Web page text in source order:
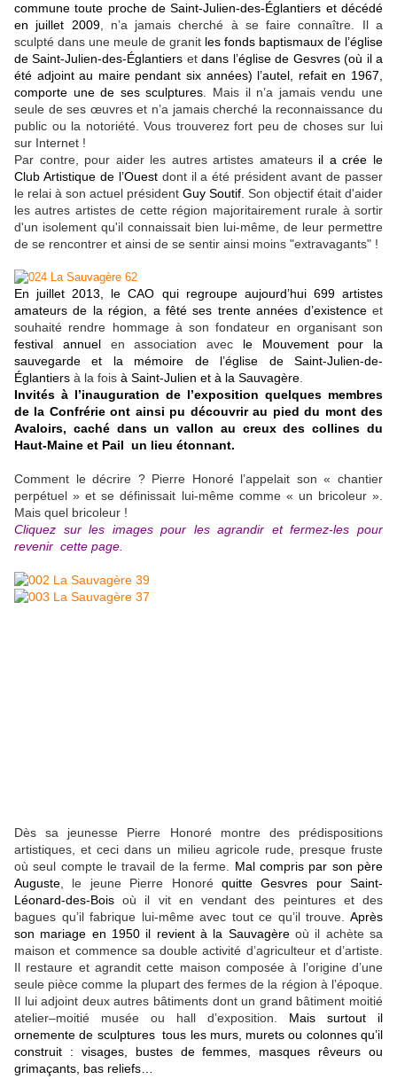
commune toute proche de Saint-Julien-des-Églantiers et décédé
en juillet 2009, n’a jamais cherché à se faire connaître. Il a
sculpté dans une meule de granit les fonds baptismaux de l’église
de Saint-Julien-des-Églantiers etdans l’église de Gesvres (où il a
été adjoint au maire pendant six années) l’autel, refait en 1967,
comporte une de ses sculptures . Mais il n’a jamais vendu une
seule de ses œuvres et n’a jamais cherché la reconnaissance du
public ou la notoriété. Vous trouverez fort peu de choses sur lui
sur Internet !
Par contre, pour aider les autres artistes amateurs il a crée le
Club Artistique de l’Ouestdont il a été président avant de passer
le relai à son actuel président Guy Soutif . Son objectif était d'aider
les autres artistes de cette région majoritairement rurale à sortir
d'un isolement qu'il connaissait bien lui-même, de leur permettre
de se rencontrer et ainsi de se sentir ainsi moins "extravagants" !
En juillet 2013, le CAO qui regroupe aujourd’hui 699 artistes
amateurs de la région, a fêté ses trente années d’existenceet
souhaité rendre hommage à son fondateur en organisant son
festival annuelen association avec le Mouvement pour la
sauvegarde et la mémoire de l’église de Saint-Julien-de-
Églantiers à la fois à Saint-Julien et à la Sauvagère
Invités à l’inauguration de l’exposition quelques membres
de la Confrérie ont ainsi pu découvrir au pied du mont des
Avaloirs, caché dans un vallon au creux des collines du
Haut-Maine et Pail un lieu étonnant.
Comment le décrire ? Pierre Honoré l’appelait son « chantier
perpétuel » et se définissait lui-même comme « un bricoleur ».
Mais quel bricoleur !
Cliquez sur les images pour les agrandir et fermez-les pour
revenir cette page.
Dès sa jeunesse Pierre Honoré montre des prédispositions
artistiques, et ceci dans un milieu agricole rude, presque fruste
où seul compte le travail de la ferme. Mal compris par son père
Auguste , le jeune Pierre Honoré quitte Gesvres pour Saint-
Léonard-des-Bois où il vit en vendant des peintures et des
bagues qu’il fabrique lui-même avec tout ce qu’il trouve. Après
son mariage en 1950 il revient à la Sauvagèreoù il achète sa
maison et commence sa double activité d’agriculteur et d’artiste.
Il restaure et agrandit cette maison composée à l’origine d’une
seule pièce comme la plupart des fermes de la région à l’époque.
Il lui adjoint deux autres bâtiments dont un grand bâtiment moitié
atelier–moitié musée ou hall d’exposition. Mais surtout il
ornemente de sculptures tous les murs, murets ou colonnes qu’il
construit : visages, bustes de femmes, masques rêveurs ou
grimaçants, bas reliefs…